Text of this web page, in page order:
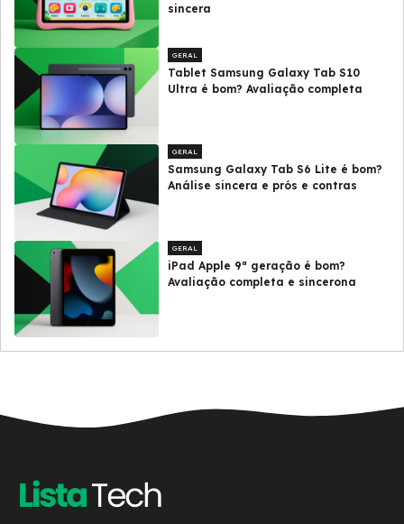
sincera
GERAL
Tablet Samsung Galaxy Tab S10
Ultra é bom? Avaliação completa
GERAL
Samsung Galaxy Tab S6 Lite é bom?
Análise sincera e prós e contras
GERAL
iPad Apple 9ª geração é bom?
Avaliação completa e sincerona